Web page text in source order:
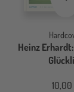
Heinz